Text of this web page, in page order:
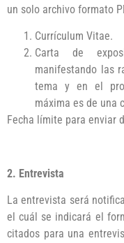
un solo archivo formato
Currículum Vitae.
Carta de
manifestando las
tema y en el
máxima es de una
Fecha límite para enviar
2. Entrevista
La entrevista será
el cuál se indicará el
citados para una